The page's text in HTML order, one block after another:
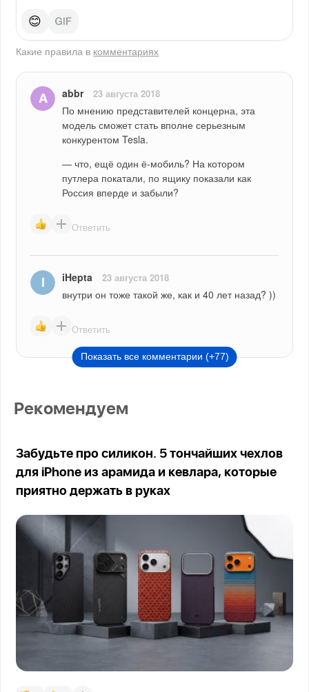
😊
Какие правила в комментариях
abbr 23 августа 2018
По мнению представителей концерна, эта
модель сможет стать вполне серьезным
конкурентом Tesla.
— что, ещё один ё-мобиль? На котором
путлера покатали, по ящику показали как
Россия вперде и забыли?
Ответить
iHepta 23 августа 2018
внутри он тоже такой же, как и 40 лет назад? ))
Ответить
Показать все комментарии (+77)
Рекомендуем
Забудьте про силикон. 5 тончайших чехлов
для iPhone из арамида и кевлара, которые
приятно держать в руках